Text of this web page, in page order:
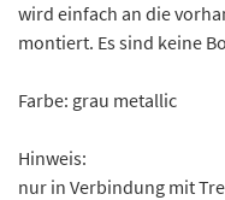
wird einfach an die
montiert. Es sind keine
Farbe: grau metallic
Hinweis:
nur in Verbindung mit